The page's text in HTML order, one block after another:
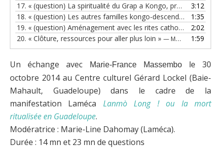
17. « (question) La spiritualité du Grap a Kongo, proximité avec la religion catholique »
3:12
18. « (question) Les autres familles kongo-descendantes de Guadeloupe (Port-Louis...) »
1:35
19. « (question) Aménagement avec les rites catholiques »
2:02
20. « Clôture, ressources pour aller plus loin » — MARIE-FRANCE MASSEMBO 1:59
Un échange avec Marie-France Massembole 30
octobre 2014 au Centre culturel Gérard Lockel (Baie-
Mahault, Guadeloupe) dans le cadre de la
manifestation Laméca Lanmò Long ! ou la mort
ritualisée en Guadeloupe.
Modératrice : Marie-Line Dahomay (Laméca).
Durée : 14 mn et 23 mn de questions